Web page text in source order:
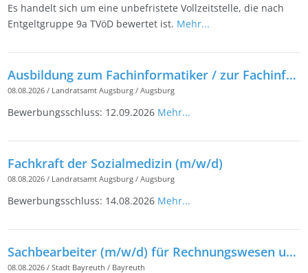
Es handelt sich um eine unbefristete Vollzeitstelle, die nach
Entgeltgruppe 9a TVöD bewertet ist. Mehr...
Ausbildung zum Fachinformatiker / zur Fachinformatikerin (m/w/d)
08.08.2026 / Landratsamt Augsburg /Augsburg
Bewerbungsschluss: 12.09.2026 Mehr...
Fachkraft der Sozialmedizin (m/w/d)
08.08.2026 / Landratsamt Augsburg /Augsburg
Bewerbungsschluss: 14.08.2026 Mehr...
Sachbearbeiter (m/w/d) für Rechnungswesen und Controlling beim Friedrichsforum in Teilzeit
08.08.2026 /Stadt Bayreuth / Bayreuth